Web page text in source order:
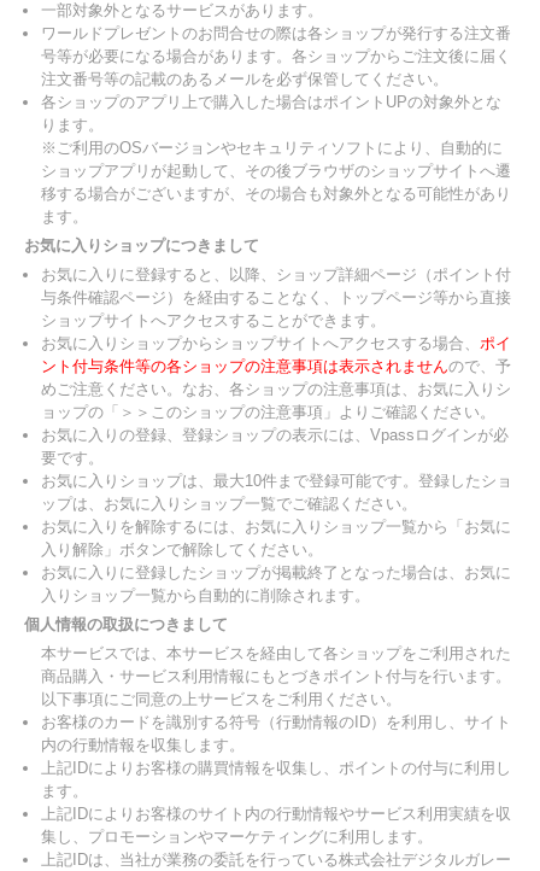
一部対象外となるサービスがあります。
ワールドプレゼントのお問合せの際は各ショップが発行する注文番
号等が必要になる場合があります。各ショップからご注文後に届く
注文番号等の記載のあるメールを必ず保管してください。
各ショップのアプリ上で購入した場合はポイントUPの対象外とな
ります。
※ご利用のOSバージョンやセキュリティソフトにより、自動的に
ショップアプリが起動して、その後ブラウザのショップサイトへ遷
移する場合がございますが、その場合も対象外となる可能性があり
ます。
お気に入りショップにつきまして
お気に入りに登録すると、以降、ショップ詳細ページ（ポイント付
与条件確認ページ）を経由することなく、トップページ等から直接
ショップサイトへアクセスすることができます。
お気に入りショップからショップサイトへアクセスする場合、 ポイ
ント付与条件等の各ショップの注意事項は表示されませんので、予
めご注意ください。なお、各ショップの注意事項は、お気に入りシ
ョップの「＞＞このショップの注意事項」よりご確認ください。
お気に入りの登録、登録ショップの表示には、Vpassログインが必
要です。
お気に入りショップは、最大10件まで登録可能です。登録したショ
ップは、お気に入りショップ一覧でご確認ください。
お気に入りを解除するには、お気に入りショップ一覧から「お気に
入り解除」ボタンで解除してください。
お気に入りに登録したショップが掲載終了となった場合は、お気に
入りショップ一覧から自動的に削除されます。
個人情報の取扱につきまして
本サービスでは、本サービスを経由して各ショップをご利用された
商品購入・サービス利用情報にもとづきポイント付与を行います。
以下事項にご同意の上サービスをご利用ください。
お客様のカードを識別する符号（行動情報のID）を利用し、サイト
内の行動情報を収集します。
上記IDによりお客様の購買情報を収集し、ポイントの付与に利用し
ます。
上記IDによりお客様のサイト内の行動情報やサービス利用実績を収
集し、プロモーションやマーケティングに利用します。
上記IDは、当社が業務の委託を行っている株式会社デジタルガレー